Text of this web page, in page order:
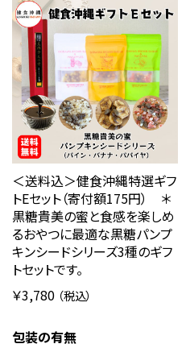
＜送料込＞健食沖縄特選ギフ
トEセット（寄付額175円） ＊
黒糖貴美の蜜と食感を楽しめ
るおやつに最適な黒糖パンプ
キンシードシリーズ3種のギフ
トセットです。
￥3,780 （税込）
包装の有無